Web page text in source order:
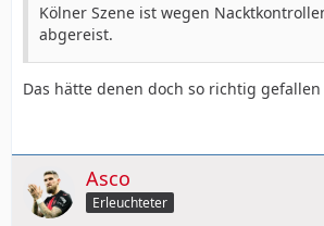
Kölner Szene ist wegen
abgereist.
Das hätte denen doch so richtig gefallen
Asco
Erleuchteter